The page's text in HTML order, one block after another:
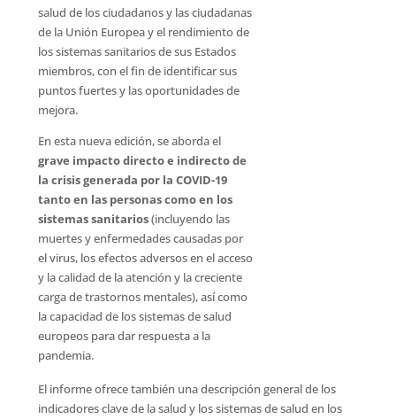
salud de los ciudadanos y las ciudadanas
de la Unión Europea y el rendimiento de
los sistemas sanitarios de sus Estados
miembros, con el fin de identificar sus
puntos fuertes y las oportunidades de
mejora.
En esta nueva edición, se aborda el
grave impacto directo e indirecto de
la crisis generada por la COVID-19
tanto en las personas como en los
sistemas sanitarios(incluyendo las
muertes y enfermedades causadas por
el virus, los efectos adversos en el acceso
y la calidad de la atención y la creciente
carga de trastornos mentales), así como
la capacidad de los sistemas de salud
europeos para dar respuesta a la
pandemia.
El informe ofrece también una descripción general de los
indicadores clave de la salud y los sistemas de salud en los